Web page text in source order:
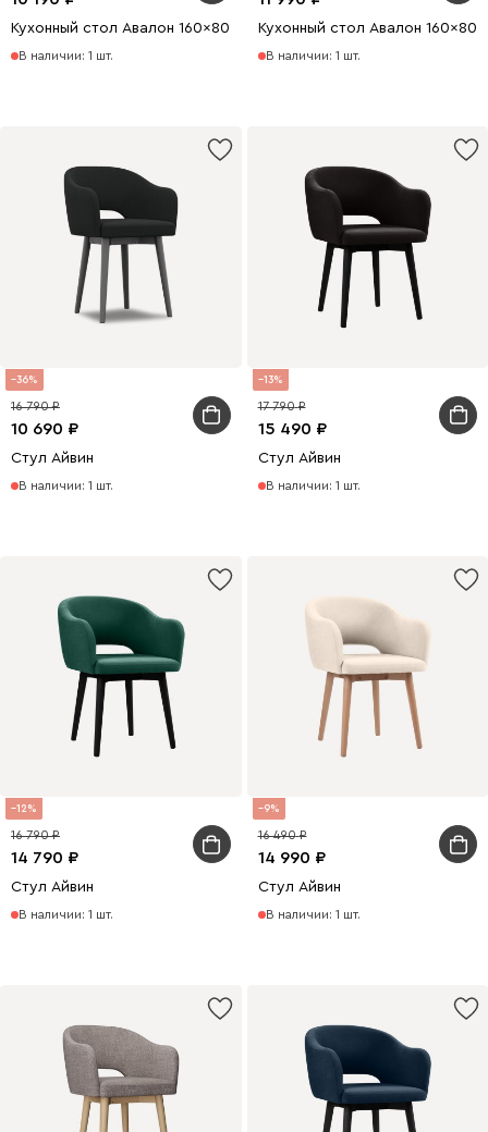
Кухонный стол Авалон 160x80 раскладной Белый/Натуральный
В наличии: 1 шт.
Кухонный стол Авалон
В наличии: 1 шт.
36
10 690
16 790
Стул Айвин
В наличии: 1 шт.
13
15 490
17 790
Стул Айвин
В наличии: 1 шт.
12
14 790
16 790
Стул Айвин
В наличии: 1 шт.
9
14 990
16 490
Стул Айвин
В наличии: 1 шт.